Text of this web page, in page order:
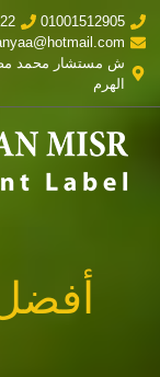
01001512905
ش مستشار محمد
الهرم